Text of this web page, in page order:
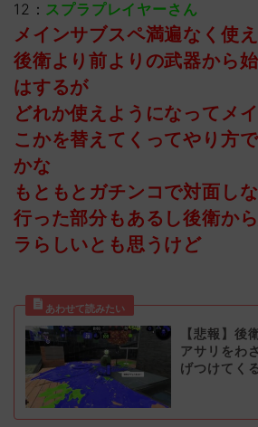
12： スプラプレイヤーさん
メインサブスペ満遍なく使
後衛より前よりの武器から
はするが
どれか使えようになってメ
こかを替えてくってやり方
かな
もともとガチンコで対面し
行った部分もあるし後衛か
ラらしいとも思うけど
【悲報】後
アサリをわ
げつけてく